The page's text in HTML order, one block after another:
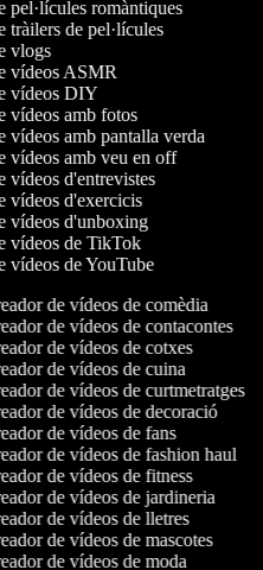
pel·lícules romàntiques
tràilers de pel·lícules
vlogs
vídeos ASMR
vídeos DIY
vídeos amb fotos
vídeos amb pantalla verda
vídeos amb veu en off
vídeos d'entrevistes
vídeos d'exercicis
vídeos d'unboxing
vídeos de TikTok
vídeos de YouTube
de vídeos de comèdia
de vídeos de contacontes
de vídeos de cotxes
de vídeos de cuina
de vídeos de curtmetratges
de vídeos de decoració
de vídeos de fans
de vídeos de fashion haul
de vídeos de fitness
de vídeos de jardineria
de vídeos de lletres
de vídeos de mascotes
de vídeos de moda